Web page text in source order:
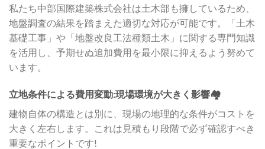
私たち中部国際建築株式会社は土木部も擁しているため、
地盤調査の結果を踏まえた適切な対応が可能です。「土木
基礎工事」や「地盤改良工法種類土木」に関する専門知識
を活用し、予期せぬ追加費用を最小限に抑えるよう努めて
います。
立地条件による費用変動:現場環境が大きく影響🏘️
建物自体の構造とは別に、現場の地理的な条件がコストを
大きく左右します。これは見積もり段階で必ず確認すべき
重要なポイントです!